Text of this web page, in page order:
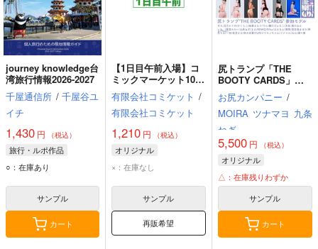
journey knowledge台
湾旅行情報2026-2027
千屋通信所 / 千屋谷ユ
イチ
1,430 円 （税込）
旅行・ルポ作品
○：在庫あり
サンプル
カート
【1日目午前入場】コ
ミックマーケット108
リストバンド型参加証
有限会社コミケット /
有限会社コミケット
1,210 円 （税込）
オリジナル
×：在庫なし
サンプル
再販希望
尻トランプ「THE
BOOTY CARDS」＋
冊子セット
お尻カンパニー /
MOIRA ツナマヨ 九条
ねぎ
5,500円 （税込）
オリジナル
△：在庫残りわずか
サンプル
カート